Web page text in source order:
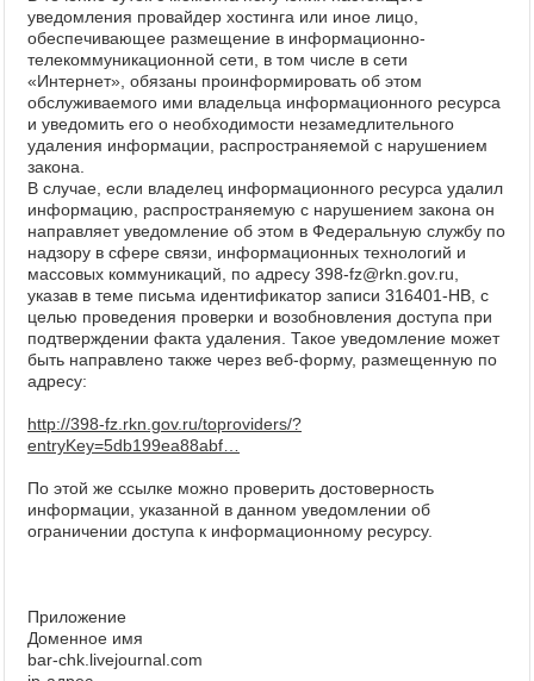
уведомления провайдер хостинга или иное лицо,
обеспечивающее размещение в информационно-
телекоммуникационной сети, в том числе в сети
«Интернет», обязаны проинформировать об этом
обслуживаемого ими владельца информационного ресурса
и уведомить его о необходимости незамедлительного
удаления информации, распространяемой с нарушением
закона.
В случае, если владелец информационного ресурса удалил
информацию, распространяемую с нарушением закона он
направляет уведомление об этом в Федеральную службу по
надзору в сфере связи, информационных технологий и
массовых коммуникаций, по адресу 398-fz@rkn.gov.ru,
указав в теме письма идентификатор записи 316401-HB, с
целью проведения проверки и возобновления доступа при
подтверждении факта удаления. Такое уведомление может
быть направлено также через веб-форму, размещенную по
адресу:
http://398-fz.rkn.gov.ru/toproviders/?
entryKey=5db199ea88abf…
По этой же ссылке можно проверить достоверность
информации, указанной в данном уведомлении об
ограничении доступа к информационному ресурсу.
Приложение
Доменное имя
bar-chk.livejournal.com